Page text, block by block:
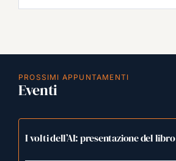
PROSSIMI APPUNTAMENTI
Eventi
I volti dell’AI: presentazione del libro